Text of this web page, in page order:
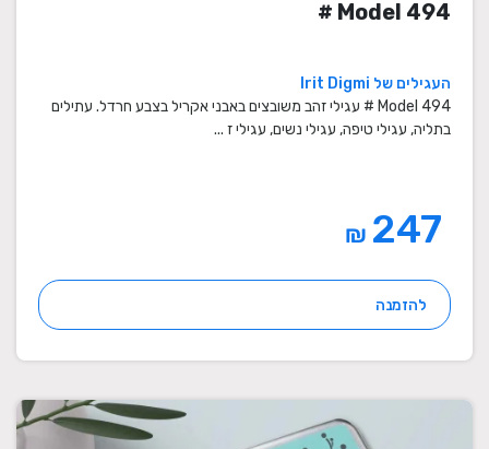
Model 494 #
העגילים של Irit Digmi
Model 494 # עגילי זהב משובצים באבני אקריל בצבע חרדל. עתילים
בתליה, עגילי טיפה, עגילי נשים, עגילי ז ...
₪
להזמנה